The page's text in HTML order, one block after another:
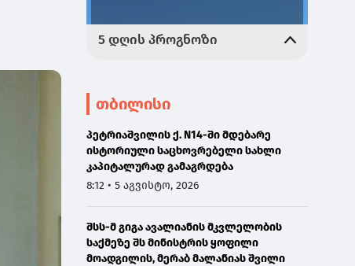
თბილისი
პეტრიაშვილის ქ. N14-ში მდებარე
ისტორიული საცხოვრებელი სახლი
კაპიტალურად გამაგრდება
8:12 • 5 აგვისტო, 2026
შსს-მ გიგა ავალიანის მკვლელობის
საქმეზე შს მინისტრის ყოფილი
მოადგილის, მერაბ მალანიას შვილი